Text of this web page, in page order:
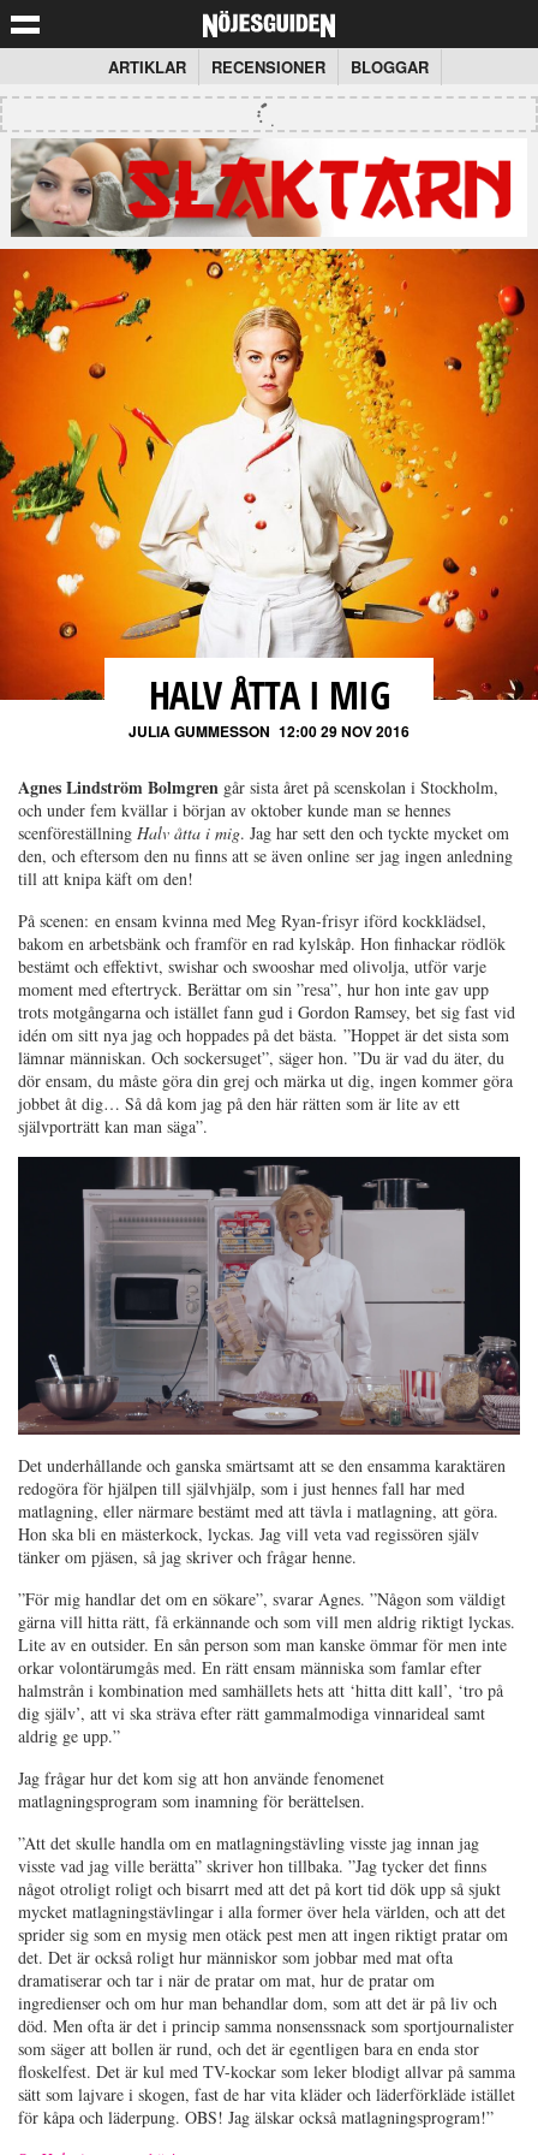
ARTIKLAR RECENSIONER BLOGGAR
HALV ÅTTA I MIG
JULIA GUMMESSON 12:00 29 NOV 2016
Agnes Lindström Bolmgren går sista året på scenskolan i Stockholm,
och under fem kvällar i början av oktober kunde man se hennes
scenföreställning Halv åtta i mig. Jag har sett den och tyckte mycket om
den, och eftersom den nu finns att se även online ser jag ingen anledning
till att knipa käft om den!
På scenen: en ensam kvinna med Meg Ryan-frisyr iförd kockklädsel,
bakom en arbetsbänk och framför en rad kylskåp. Hon finhackar rödlök
bestämt och effektivt, swishar och swooshar med olivolja, utför varje
moment med eftertryck. Berättar om sin ”resa”, hur hon inte gav upp
trots motgångarna och istället fann gud i Gordon Ramsey, bet sig fast vid
idén om sitt nya jag och hoppades på det bästa. ”Hoppet är det sista som
lämnar människan. Och sockersuget”, säger hon. ”Du är vad du äter, du
dör ensam, du måste göra din grej och märka ut dig, ingen kommer göra
jobbet åt dig… Så då kom jag på den här rätten som är lite av ett
självporträtt kan man säga”.
Det underhållande och ganska smärtsamt att se den ensamma karaktären
redogöra för hjälpen till självhjälp, som i just hennes fall har med
matlagning, eller närmare bestämt med att tävla i matlagning, att göra.
Hon ska bli en mästerkock, lyckas. Jag vill veta vad regissören själv
tänker om pjäsen, så jag skriver och frågar henne.
”För mig handlar det om en sökare”, svarar Agnes. ”Någon som väldigt
gärna vill hitta rätt, få erkännande och som vill men aldrig riktigt lyckas.
Lite av en outsider. En sån person som man kanske ömmar för men inte
orkar volontärumgås med. En rätt ensam människa som famlar efter
halmstrån i kombination med samhällets hets att ‘hitta ditt kall’, ‘tro på
dig själv’, att vi ska sträva efter rätt gammalmodiga vinnarideal samt
aldrig ge upp.”
Jag frågar hur det kom sig att hon använde fenomenet
matlagningsprogram som inamning för berättelsen.
”Att det skulle handla om en matlagningstävling visste jag innan jag
visste vad jag ville berätta” skriver hon tillbaka. ”Jag tycker det finns
något otroligt roligt och bisarrt med att det på kort tid dök upp så sjukt
mycket matlagningstävlingar i alla former över hela världen, och att det
sprider sig som en mysig men otäck pest men att ingen riktigt pratar om
det. Det är också roligt hur människor som jobbar med mat ofta
dramatiserar och tar i när de pratar om mat, hur de pratar om
ingredienser och om hur man behandlar dom, som att det är på liv och
död. Men ofta är det i princip samma nonsenssnack som sportjournalister
som säger att bollen är rund, och det är egentligen bara en enda stor
floskelfest. Det är kul med TV-kockar som leker blodigt allvar på samma
sätt som lajvare i skogen, fast de har vita kläder och läderförkläde istället
för kåpa och läderpung. OBS! Jag älskar också matlagningsprogram!”